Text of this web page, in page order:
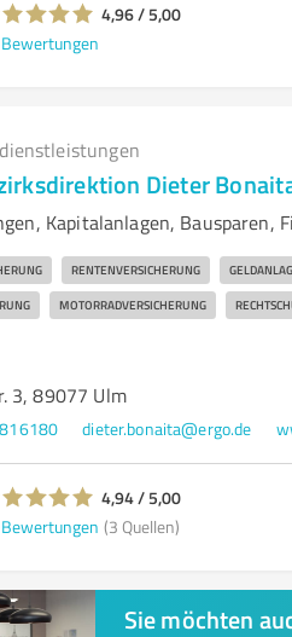
4,96 / 5,00
Bewertungen
Dieter
Kapitalanlagen, Bausparen,
RENTENVERSICHERUNG
MOTORRADVERSICHERUNG
3, 89077 Ulm
dieter.bonaita@ergo.de
4,94 / 5,00
Bewertungen (3 Quellen)
Sie möchten